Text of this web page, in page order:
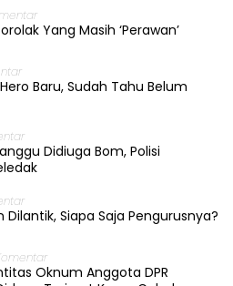
Yang Masih ‘Perawan’
Baru, Sudah Tahu Belum
Didiuga Bom, Polisi
Dilantik, Siapa Saja Pengurusnya?
Oknum Anggota DPR